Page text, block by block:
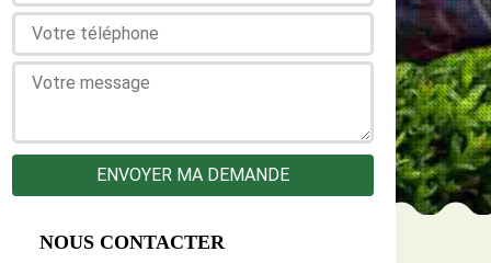
NOUS CONTACTER